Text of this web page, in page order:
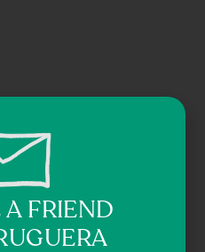
FRIEND